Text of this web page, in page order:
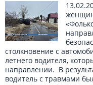
столкновение с
летнего водителя,
направлении. В
водитель с травмами